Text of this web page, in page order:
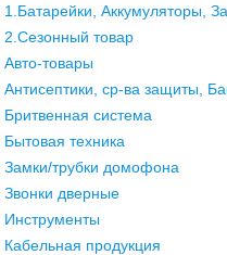
1.Батарейки, Аккумуляторы,
2.Сезонный товар
Авто-товары
Антисептики, ср-ва защиты,
Бритвенная система
Бытовая техника
Замки/трубки домофона
Звонки дверные
Инструменты
Кабельная продукция